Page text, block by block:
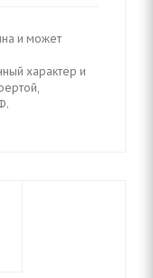
и может
характер и